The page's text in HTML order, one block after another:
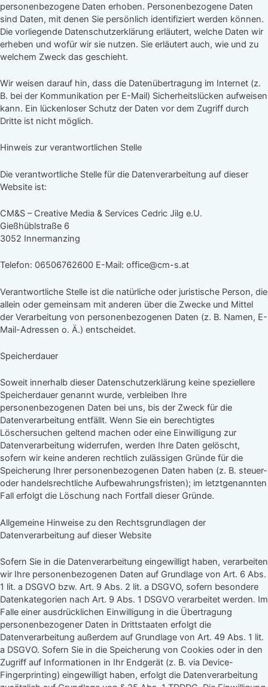
personenbezogene Daten erhoben. Personenbezogene Daten
sind Daten, mit denen Sie persönlich identifiziert werden können.
Die vorliegende Datenschutzerklärung erläutert, welche Daten wir
erheben und wofür wir sie nutzen. Sie erläutert auch, wie und zu
welchem Zweck das geschieht.
Wir weisen darauf hin, dass die Datenübertragung im Internet (z.
B. bei der Kommunikation per E-Mail) Sicherheitslücken aufweisen
kann. Ein lückenloser Schutz der Daten vor dem Zugriff durch
Dritte ist nicht möglich.
Hinweis zur verantwortlichen Stelle
Die verantwortliche Stelle für die Datenverarbeitung auf dieser
Website ist:
CM&S – Creative Media & Services Cedric Jilg e.U.
Gießhüblstraße 6
3052 Innermanzing
Telefon: 06506762600 E-Mail: office@cm-s.at
Verantwortliche Stelle ist die natürliche oder juristische Person, die
allein oder gemeinsam mit anderen über die Zwecke und Mittel
der Verarbeitung von personenbezogenen Daten (z. B. Namen, E-
Mail-Adressen o. Ä.) entscheidet.
Speicherdauer
Soweit innerhalb dieser Datenschutzerklärung keine speziellere
Speicherdauer genannt wurde, verbleiben Ihre
personenbezogenen Daten bei uns, bis der Zweck für die
Datenverarbeitung entfällt. Wenn Sie ein berechtigtes
Löschersuchen geltend machen oder eine Einwilligung zur
Datenverarbeitung widerrufen, werden Ihre Daten gelöscht,
sofern wir keine anderen rechtlich zulässigen Gründe für die
Speicherung Ihrer personenbezogenen Daten haben (z. B. steuer-
oder handelsrechtliche Aufbewahrungsfristen); im letztgenannten
Fall erfolgt die Löschung nach Fortfall dieser Gründe.
Allgemeine Hinweise zu den Rechtsgrundlagen der
Datenverarbeitung auf dieser Website
Sofern Sie in die Datenverarbeitung eingewilligt haben, verarbeiten
wir Ihre personenbezogenen Daten auf Grundlage von Art. 6 Abs.
1 lit. a DSGVO bzw. Art. 9 Abs. 2 lit. a DSGVO, sofern besondere
Datenkategorien nach Art. 9 Abs. 1 DSGVO verarbeitet werden. Im
Falle einer ausdrücklichen Einwilligung in die Übertragung
personenbezogener Daten in Drittstaaten erfolgt die
Datenverarbeitung außerdem auf Grundlage von Art. 49 Abs. 1 lit.
a DSGVO. Sofern Sie in die Speicherung von Cookies oder in den
Zugriff auf Informationen in Ihr Endgerät (z. B. via Device-
Fingerprinting) eingewilligt haben, erfolgt die Datenverarbeitung